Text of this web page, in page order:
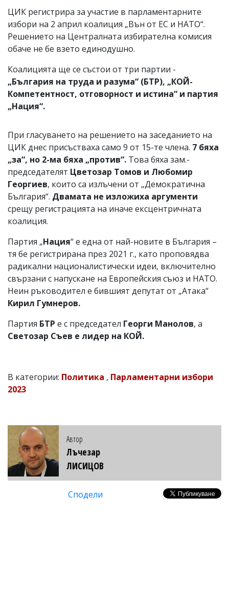
обиден
за
вас
коментар,
моля
ни!
ЦИК регистрира за участие в парламентарните
избори на 2 април коалиция „Вън от ЕС и НАТО“.
Решението на Централната избирателна комисия
обаче не бе взето единодушно.
Коалицията ще се състои от три партии -
„България на труда и разума“ (БТР), „КОЙ-
Компетентност, отговорност и истина“ и партия
„Нация“.
При гласуването на решението на заседанието на
ЦИК днес присъстваха само 9 от 15-те члена. 7 бяха
„за“, но 2-ма бяха „против“. Това бяха зам.-
председателят Цветозар Томов и Любомир
Георгиев, които са излъчени от „Демократична
България“. Двамата не изложиха аргументи
срещу регистрацията на иначе ексцентричната
коалиция.
Партия „Нация“ е една от най-новите в България –
тя бе регистрирана през 2021 г., като проповядва
радикални националистически идеи, включително
свързани с напускане на Европейския съюз и НАТО.
Неин ръководител е бившият депутат от „Атака“
Кирил Гумнеров.
Партия БТР е с председател Георги Манолов, а
Светозар Съев е лидер на КОЙ.
В категории: Политика , Парламентарни избори
2023
Автор
Лъчезар
ЛИСИЦОВ
Сподели